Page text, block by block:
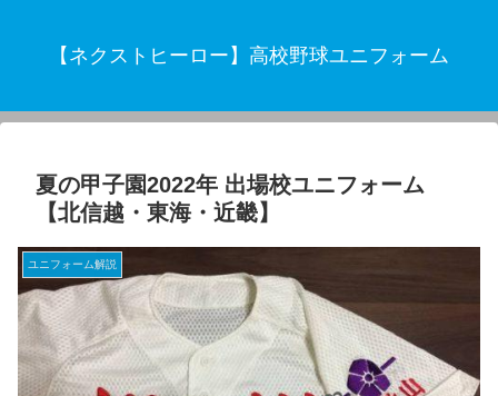
【ネクストヒーロー】高校野球ユニフォーム
夏の甲子園2022年 出場校ユニフォーム
【北信越・東海・近畿】
ユニフォーム解説